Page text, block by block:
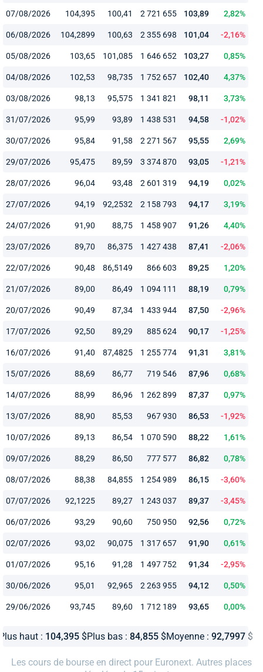
07/08/2026 104,395 100,41 2 721 655 103,89 2,82%
06/08/2026 104,2899 100,63 2 355 698 101,04 -2,16%
05/08/2026 103,65 101,085 1 646 652 103,27 0,85%
04/08/2026 102,53 98,735 1 752 657 102,40 4,37%
03/08/2026 98,13 95,575 1 341 821 98,11 3,73%
31/07/2026 95,99 93,89 1 438 531 94,58 -1,02%
30/07/2026 95,84 91,58 2 271 567 95,55 2,69%
29/07/2026 95,475 89,59 3 374 870 93,05 -1,21%
28/07/2026 96,04 93,48 2 601 319 94,19 0,02%
27/07/2026 94,19 92,2532 2 158 793 94,17 3,19%
24/07/2026 91,90 88,75 1 458 907 91,26 4,40%
23/07/2026 89,70 86,375 1 427 438 87,41 -2,06%
22/07/2026 90,48 86,5149 866 603 89,25 1,20%
21/07/2026 89,00 86,49 1 094 111 88,19 0,79%
20/07/2026 90,49 87,34 1 433 944 87,50 -2,96%
17/07/2026 92,50 89,29 885 624 90,17 -1,25%
16/07/2026 91,40 87,4825 1 255 774 91,31 3,81%
15/07/2026 88,69 86,77 719 546 87,96 0,68%
14/07/2026 88,99 86,96 1 262 899 87,37 0,97%
13/07/2026 88,90 85,53 967 930 86,53 -1,92%
10/07/2026 89,13 86,54 1 070 590 88,22 1,61%
09/07/2026 88,29 86,50 777 577 86,82 0,78%
08/07/2026 88,38 84,855 1 254 989 86,15 -3,60%
07/07/2026 92,1225 89,27 1 243 037 89,37 -3,45%
06/07/2026 93,29 90,60 750 950 92,56 0,72%
02/07/2026 93,02 90,075 1 317 657 91,90 0,61%
01/07/2026 95,16 91,28 1 497 752 91,34 -2,95%
30/06/2026 95,01 92,965 2 263 955 94,12 0,50%
29/06/2026 93,745 89,60 1 712 189 93,65 0,00%
haut : 104,395$Plus bas : 84,855$Moyenne : 92,7997$
Les cours de bourse en direct pour Euronext. Autres places